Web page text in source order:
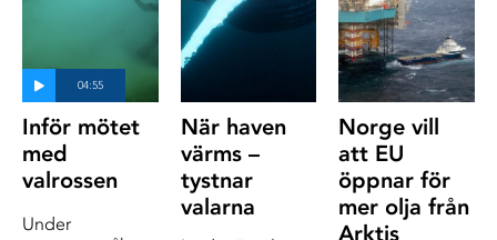
Inför mötet
med
valrossen
Under
När haven
värms –
tystnar
valarna
Norge vill
att EU
öppnar för
mer olja från
Arktis